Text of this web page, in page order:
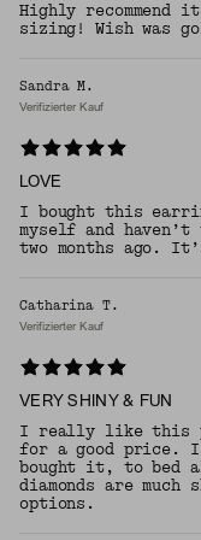
Highly
sizing! Wish was
Sandra M.
Verifizierter Kauf
LOVE
I bought this
myself and
two months ago.
Catharina T.
Verifizierter Kauf
VERY SHINY & FUN
I really like this
for a good price.
bought it, to bed
diamonds are
options.